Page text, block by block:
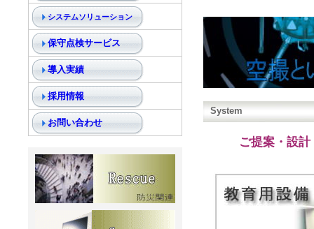
System
ご提案・設
システムソリューション
保守点検サービス
導入実績
採用情報
お問い合わせ